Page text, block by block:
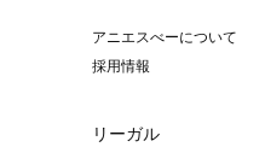
アニエスべーについて
採用情報
リーガル